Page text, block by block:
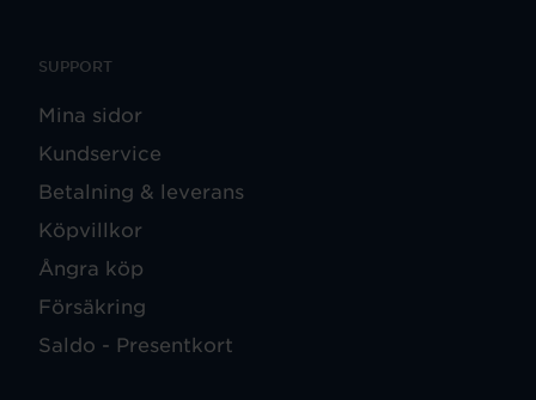
SUPPORT
Mina sidor
Kundservice
Betalning & leverans
Köpvillkor
Ångra köp
Försäkring
Saldo - Presentkort